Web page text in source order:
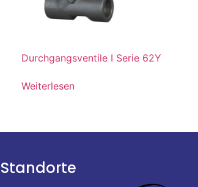
Durchgangsventile I Serie 62Y
Weiterlesen
Standorte